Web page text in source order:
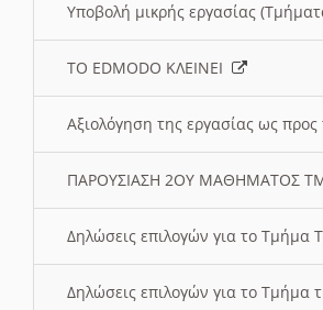
Υποβολή μικρής εργασίας
ΤΟ EDMODO ΚΛΕΙΝΕΙ
Αξιολόγηση της εργασίας ως
ΠΑΡΟΥΣΙΑΣΗ 2ΟΥ ΜΑΘΗΜΑΤΟΣ
Δηλώσεις επιλογών για το Τμήμα
Δηλώσεις επιλογών για το Τμήμα